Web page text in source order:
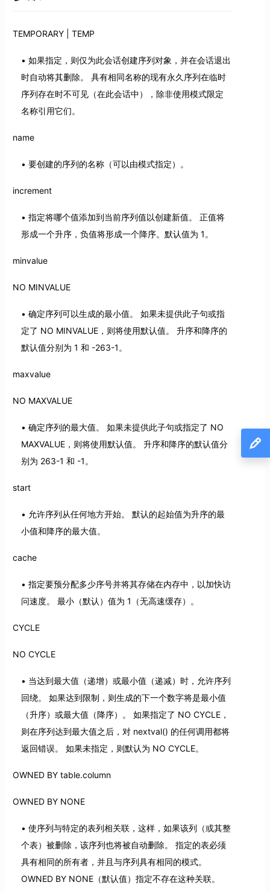
TEMPORARY | TEMP
如果指定，则仅为此会话创建序列对象，并在会话退出
时自动将其删除。 具有相同名称的现有永久序列在临时
序列存在时不可见（在此会话中），除非使用模式限定
名称引用它们。
name
要创建的序列的名称（可以由模式指定）。
increment
指定将哪个值添加到当前序列值以创建新值。 正值将
形成一个升序，负值将形成一个降序。默认值为 1。
minvalue
NO MINVALUE
确定序列可以生成的最小值。 如果未提供此子句或指
定了 NO MINVALUE，则将使用默认值。 升序和降序的
默认值分别为 1 和 -263-1。
maxvalue
NO MAXVALUE
确定序列的最大值。 如果未提供此子句或指定了 NO
MAXVALUE，则将使用默认值。 升序和降序的默认值分
别为 263-1 和 -1。
start
允许序列从任何地方开始。 默认的起始值为升序的最
小值和降序的最大值。
cache
指定要预分配多少序号并将其存储在内存中，以加快访
问速度。 最小（默认）值为 1（无高速缓存）。
CYCLE
NO CYCLE
当达到最大值（递增）或最小值（递减）时，允许序列
回绕。 如果达到限制，则生成的下一个数字将是最小值
（升序）或最大值（降序）。 如果指定了 NO CYCLE，
则在序列达到最大值之后，对 nextval() 的任何调用都将
返回错误。 如果未指定，则默认为 NO CYCLE。
OWNED BY table.column
OWNED BY NONE
使序列与特定的表列相关联，这样，如果该列（或其整
个表）被删除，该序列也将被自动删除。 指定的表必须
具有相同的所有者，并且与序列具有相同的模式。
OWNED BY NONE（默认值）指定不存在这种关联。